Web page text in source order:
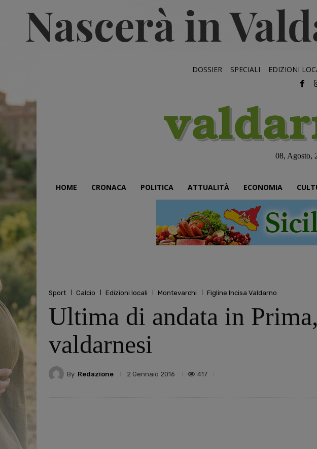
DOSSIER SPECIALI EDIZIONI
08, Agosto,
HOME CRONACA POLITICA ATTUALITÀ ECONOMIA
Sport Calcio Edizioni locali Montevarchi Figline Incisa Valdarno
Ultima di andata in
valdarnesi
By Redazione 2 Gennaio 2016 417